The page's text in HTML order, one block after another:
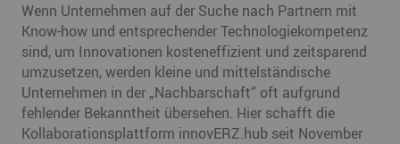
Wenn Unternehmen auf der Suche nach Partnern mit
Know-how und entsprechender Technologiekompetenz
sind, um Innovationen kosteneffizient und zeitsparend
umzusetzen, werden kleine und mittelständische
Unternehmen in der „Nachbarschaft“ oft aufgrund
fehlender Bekanntheit übersehen. Hier schafft die
Kollaborationsplattform innovERZ.hub seit November